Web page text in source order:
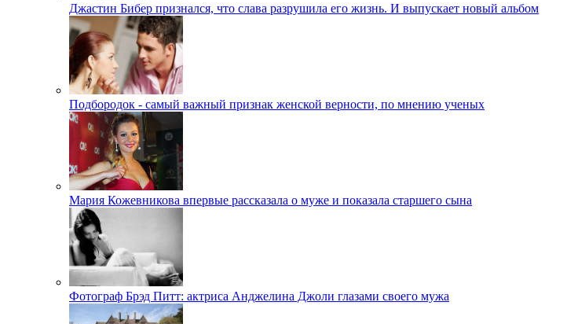
Джастин Бибер признался, что слава разрушила его жизнь. И выпускает новый альбом
Подбородок - самый важный признак женской верности, по мнению ученых
Мария Кожевникова впервые рассказала о муже и показала старшего сына
Фотограф Брэд Питт: актриса Анджелина Джоли глазами своего мужа